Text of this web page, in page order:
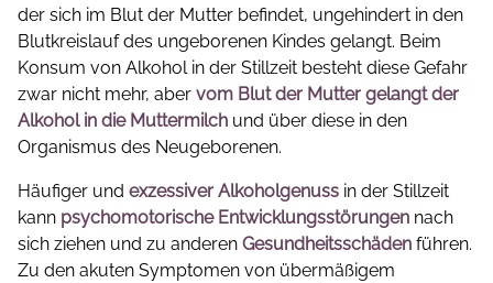
der sich im Blut der Mutter befindet, ungehindert in den
Blutkreislauf des ungeborenen Kindes gelangt. Beim
Konsum von Alkohol in der Stillzeit besteht diese Gefahr
zwar nicht mehr, aber vom Blut der Mutter gelangt der
Alkohol in die Muttermilch und über diese in den
Organismus des Neugeborenen.
Häufiger und exzessiver Alkoholgenuss in der Stillzeit
kann psychomotorische Entwicklungsstörungen nach
sich ziehen und zu anderen Gesundheitsschäden führen.
Zu den akuten Symptomen von übermäßigem